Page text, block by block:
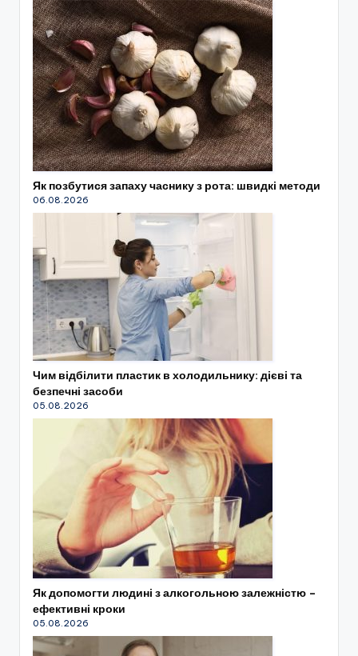
Як позбутися запаху часнику з рота: швидкі методи
06.08.2026
Чим відбілити пластик в холодильнику: дієві та
безпечні засоби
05.08.2026
Як допомогти людині з алкогольною залежністю –
ефективні кроки
05.08.2026